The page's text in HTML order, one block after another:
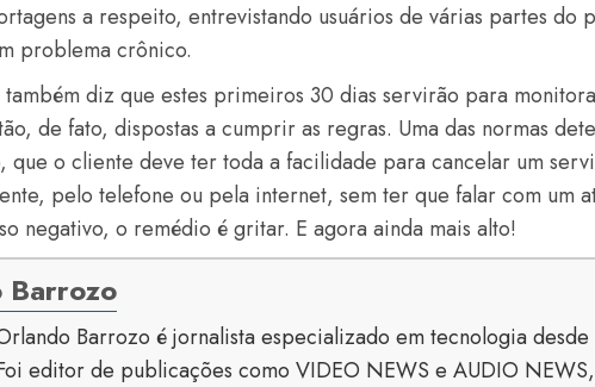
a respeito, entrevistando usuários de várias partes do
problema crônico.
também diz que estes primeiros 30 dias servirão para
de fato, dispostas a cumprir as regras. Uma das normas
que o cliente deve ter toda a facilidade para cancelar um
pelo telefone ou pela internet, sem ter que falar com um
negativo, o remédio é gritar. E agora ainda mais alto!
Barrozo
Barrozo é jornalista especializado em tecnologia desde
editor de publicações como VIDEO NEWS e AUDIO